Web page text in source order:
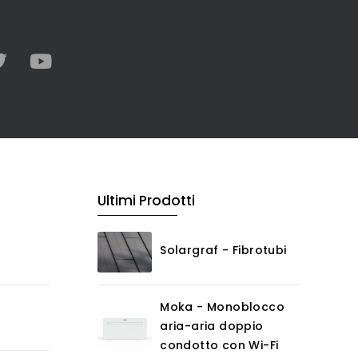
Ultimi Prodotti
Solargraf - Fibrotubi
Moka - Monoblocco
aria-aria doppio
condotto con Wi-Fi